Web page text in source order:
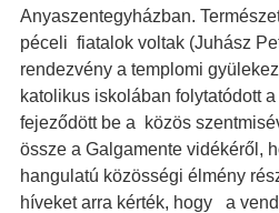
Anyaszentegyházban.
péceli fiatalok voltak (Juhász
rendezvény a templomi
katolikus iskolában folytatódott
fejeződött be a közös
össze a Galgamente vidékéről,
hangulatú közösségi élmény
híveket arra kérték, hogy a